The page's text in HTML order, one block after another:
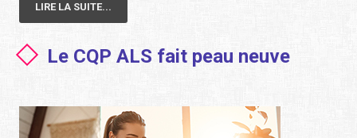
LIRE LA SUITE...
Le CQP ALS fait peau neuve